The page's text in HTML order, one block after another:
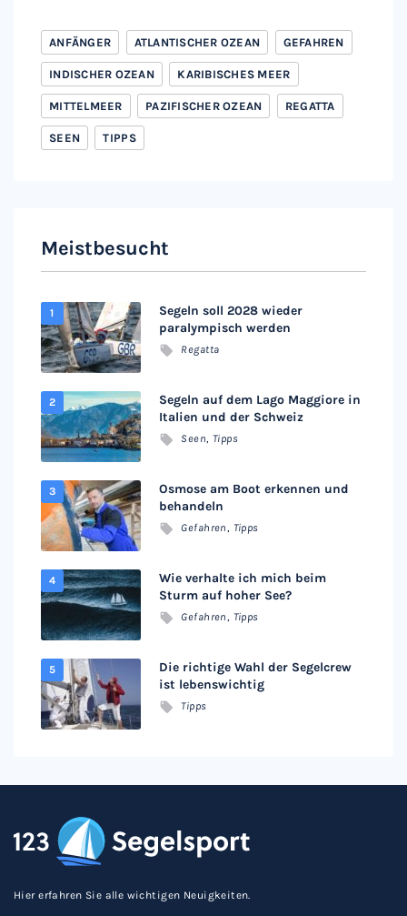
ANFÄNGER ATLANTISCHER OZEAN GEFAHREN
INDISCHER OZEAN KARIBISCHES MEER
MITTELMEER PAZIFISCHER OZEAN REGATTA
SEEN TIPPS
Meistbesucht
Segeln soll 2028 wieder
paralympisch werden
Regatta
Segeln auf dem Lago Maggiore in
Italien und der Schweiz
Seen, Tipps
Osmose am Boot erkennen und
behandeln
Gefahren, Tipps
Wie verhalte ich mich beim
Sturm auf hoher See?
Gefahren, Tipps
Die richtige Wahl der Segelcrew
ist lebenswichtig
Tipps
Hier erfahren Sie alle wichtigen Neuigkeiten.